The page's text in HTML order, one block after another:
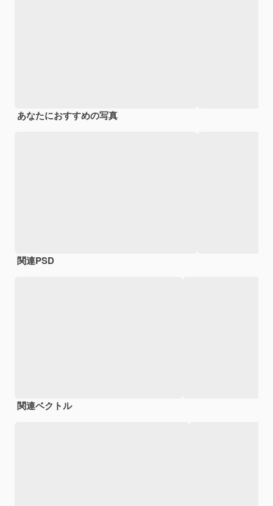
あなたにおすすめの写真
関連PSD
関連ベクトル